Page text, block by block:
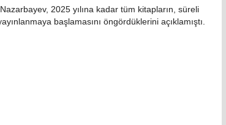
2025 yılına kadar tüm kitapların, süreli
başlamasını öngördüklerini açıklamıştı.